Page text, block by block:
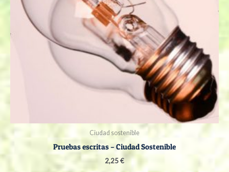
Ciudad sostenible
Pruebas escritas – Ciudad Sostenible
2,25€